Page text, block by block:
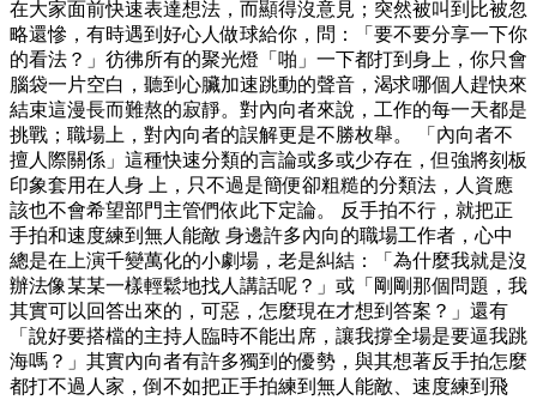
在大家面前快速表達想法，而顯得沒意見；突然被叫到比被忽
略還慘，有時遇到好心人做球給你，問：「要不要分享一下你
的看法？」彷彿所有的聚光燈「啪」一下都打到身上，你只會
腦袋一片空白，聽到心臟加速跳動的聲音，渴求哪個人趕快來
結束這漫長而難熬的寂靜。對內向者來說，工作的每一天都是
挑戰；職場上，對內向者的誤解更是不勝枚舉。 「內向者不
擅人際關係」這種快速分類的言論或多或少存在，但強將刻板
印象套用在人身 上，只不過是簡便卻粗糙的分類法，人資應
該也不會希望部門主管們依此下定論。 反手拍不行，就把正
手拍和速度練到無人能敵 身邊許多內向的職場工作者，心中
總是在上演千變萬化的小劇場，老是糾結：「為什麼我就是沒
辦法像某某一樣輕鬆地找人講話呢？」或「剛剛那個問題，我
其實可以回答出來的，可惡，怎麼現在才想到答案？」還有
「說好要搭檔的主持人臨時不能出席，讓我撐全場是要逼我跳
海嗎？」其實內向者有許多獨到的優勢，與其想著反手拍怎麼
都打不過人家，倒不如把正手拍練到無人能敵、速度練到飛